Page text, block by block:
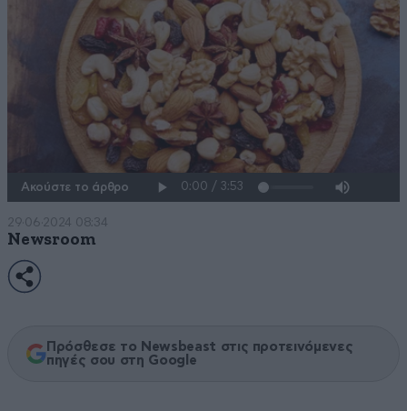
Ακούστε το άρθρο
29·06·2024 08:34
Newsroom
Πρόσθεσε το Newsbeast στις προτεινόμενες
πηγές σου στη Google